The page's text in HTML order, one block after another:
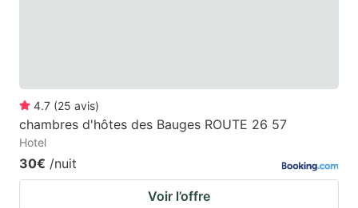
4.7 (25 avis)
chambres d'hôtes des Bauges ROUTE 26 57
Hotel
30€ /nuit
Voir l’offre